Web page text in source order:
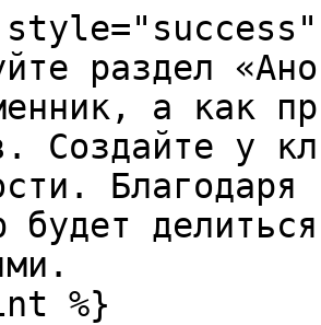
раздел
а как
Создайте у
будет
%}